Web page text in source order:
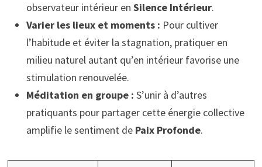
observateur intérieur en Silence Intérieur.
Varier les lieux et moments : Pour cultiver
l’habitude et éviter la stagnation, pratiquer en
milieu naturel autant qu’en intérieur favorise une
stimulation renouvelée.
Méditation en groupe : S’unir à d’autres
pratiquants pour partager cette énergie collective
amplifie le sentiment de Paix Profonde.